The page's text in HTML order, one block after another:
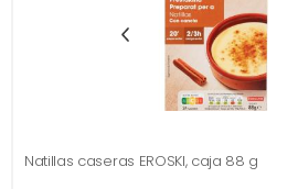
Natillas caseras EROSKI, caja 88 g